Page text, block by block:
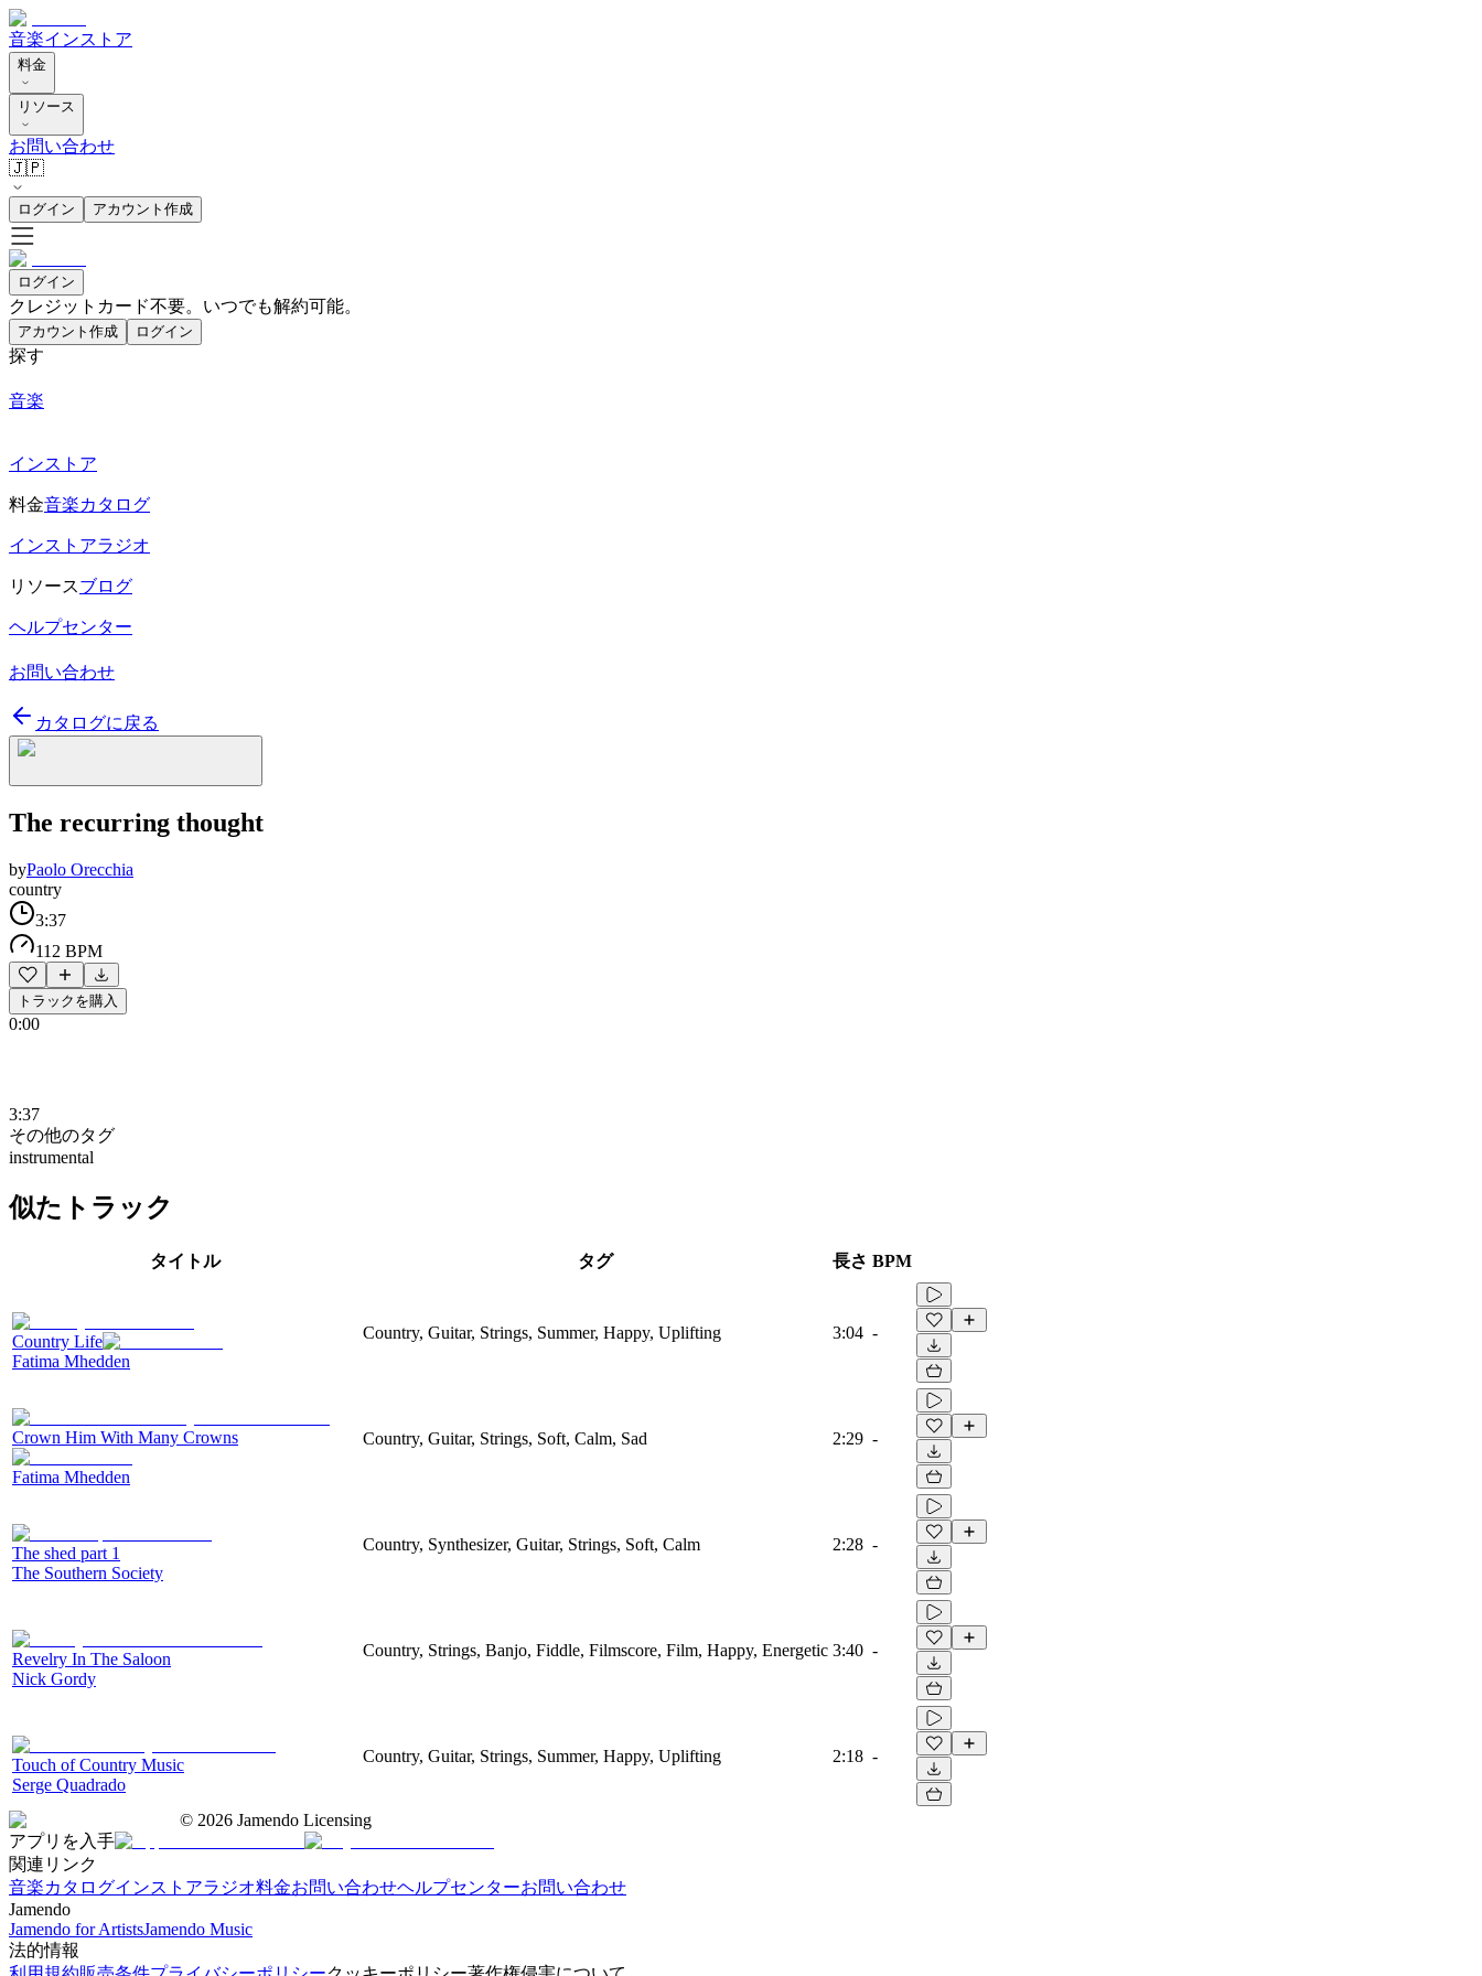
音楽インストア
料金
リソース
お問い合わせ
🇯🇵
ログイン アカウント作成
ログイン
クレジットカード不要。いつでも解約可能。
アカウント作成 ログイン
探す
音楽
インストア
料金音楽カタログ
インストアラジオ
リソースブログ
ヘルプセンター
お問い合わせ
カタログに戻る
The recurring thought
byPaolo Orecchia
country
3:37
112 BPM
トラックを購入
0:00
3:37
その他のタグ
instrumental
似たトラック
タイトル タグ 長さ BPM
Country Life
Fatima Mhedden
Country, Guitar, Strings, Summer, Happy, Uplifting 3:04 -
Crown Him With Many Crowns
Fatima Mhedden
Country, Guitar, Strings, Soft, Calm, Sad 2:29 -
The shed part 1
The Southern Society
Country, Synthesizer, Guitar, Strings, Soft, Calm 2:28 -
Revelry In The Saloon
Nick Gordy
Country, Strings, Banjo, Fiddle, Filmscore, Film, Happy, Energetic 3:40 -
Touch of Country Music
Serge Quadrado
Country, Guitar, Strings, Summer, Happy, Uplifting 2:18 -
© 2026 Jamendo Licensing
アプリを入手
関連リンク
音楽カタログインストアラジオ料金お問い合わせヘルプセンターお問い合わせ
Jamendo
Jamendo for ArtistsJamendo Music
法的情報